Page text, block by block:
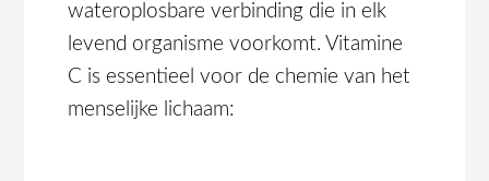
wateroplosbare verbinding die in elk
levend organisme voorkomt. Vitamine
C is essentieel voor de chemie van het
menselijke lichaam: